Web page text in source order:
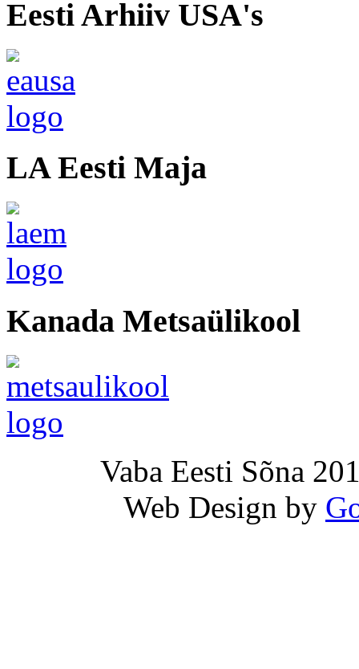
Eesti Arhiiv USA's
LA Eesti Maja
Kanada Metsaülikool
Vaba Eesti Sõna
Web Design by